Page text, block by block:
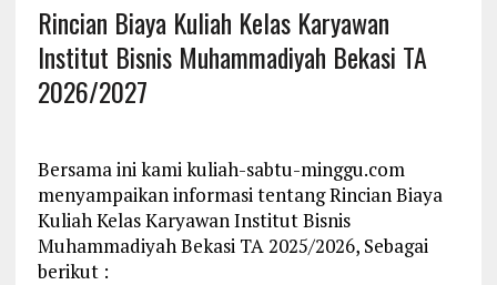
Rincian Biaya Kuliah Kelas Karyawan
Institut Bisnis Muhammadiyah Bekasi TA
2026/2027
Bersama ini kami kuliah-sabtu-minggu.com
menyampaikan informasi tentang Rincian Biaya
Kuliah Kelas Karyawan Institut Bisnis
Muhammadiyah Bekasi TA 2025/2026, Sebagai
berikut :